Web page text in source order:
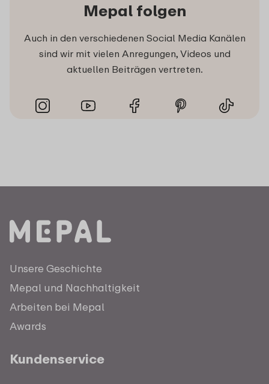
Mepal folgen
Auch in den verschiedenen Social Media Kanälen
sind wir mit vielen Anregungen, Videos und
aktuellen Beiträgen vertreten.
Unsere Geschichte
Mepal und Nachhaltigkeit
Arbeiten bei Mepal
Awards
Kundenservice